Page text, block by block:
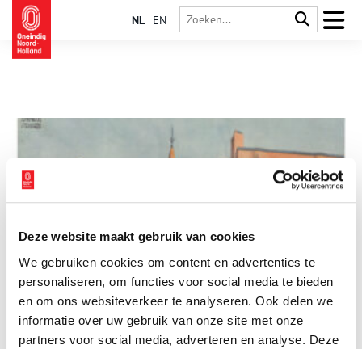
Deze website maakt gebruik van cookies
We gebruiken cookies om content en advertenties te
personaliseren, om functies voor social media te bieden
en om ons websiteverkeer te analyseren. Ook delen we
informatie over uw gebruik van onze site met onze
partners voor social media, adverteren en analyse. Deze
NL EN
vergaarde
Arbeiderspaleizen werden ze genoemd, de sierlijke en
kleurrijke woonblokken die architect en kunstenaar Michel de
Klerk (1884-1923) ontwierp voor het Amsterdamse
Spaarndammerplantsoen (Het Schip) en De Dageraad in De
Pijp.